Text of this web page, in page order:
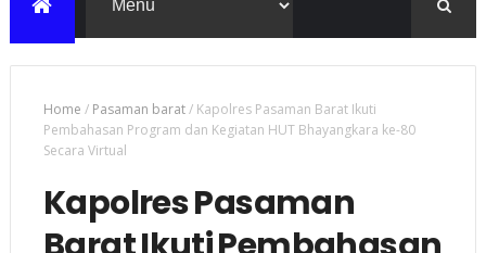
Home / Pasaman barat/ Kapolres Pasaman Barat Ikuti
Pembahasan Program dan Kegiatan HUT Bhayangkara ke-80
Secara Virtual
Kapolres Pasaman